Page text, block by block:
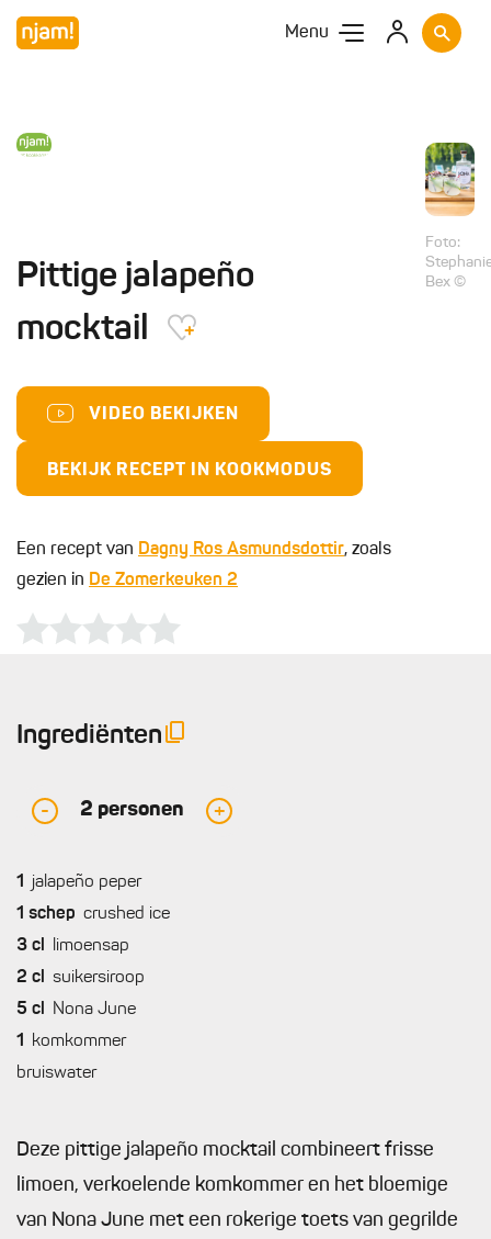
Menu
Pittige jalapeño
mocktail
VIDEO BEKIJKEN
BEKIJK RECEPT IN KOOKMODUS
Een recept van Dagny Ros Asmundsdottir, zoals
gezien in De Zomerkeuken 2
Foto:
Bex ©
Ingrediënten
- 2 personen +
1
jalapeño peper
1 schep crushed ice
3 cl
limoensap
2 cl
suikersiroop
5 cl
Nona June
1
komkommer
bruiswater
Deze pittige jalapeño mocktail combineert frisse
limoen, verkoelende komkommer en het bloemige
van Nona June met een rokerige toets van gegrilde